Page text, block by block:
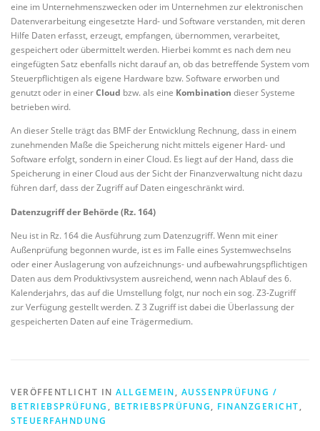
eine im Unternehmenszwecken oder im Unternehmen zur elektronischen
Datenverarbeitung eingesetzte Hard- und Software verstanden, mit deren
Hilfe Daten erfasst, erzeugt, empfangen, übernommen, verarbeitet,
gespeichert oder übermittelt werden. Hierbei kommt es nach dem neu
eingefügten Satz ebenfalls nicht darauf an, ob das betreffende System vom
Steuerpflichtigen als eigene Hardware bzw. Software erworben und
genutzt oder in einerCloud bzw. als eine Kombination dieser Systeme
betrieben wird.
An dieser Stelle trägt das BMF der Entwicklung Rechnung, dass in einem
zunehmenden Maße die Speicherung nicht mittels eigener Hard- und
Software erfolgt, sondern in einer Cloud. Es liegt auf der Hand, dass die
Speicherung in einer Cloud aus der Sicht der Finanzverwaltung nicht dazu
führen darf, dass der Zugriff auf Daten eingeschränkt wird.
Datenzugriff der Behörde (Rz. 164)
Neu ist in Rz. 164 die Ausführung zum Datenzugriff. Wenn mit einer
Außenprüfung begonnen wurde, ist es im Falle eines Systemwechselns
oder einer Auslagerung von aufzeichnungs- und aufbewahrungspflichtigen
Daten aus dem Produktivsystem ausreichend, wenn nach Ablauf des 6.
Kalenderjahrs, das auf die Umstellung folgt, nur noch ein sog. Z3-Zugriff
zur Verfügung gestellt werden. Z 3 Zugriff ist dabei die Überlassung der
gespeicherten Daten auf eine Trägermedium.
VERÖFFENTLICHT IN ALLGEMEIN, AUSSENPRÜFUNG / B
ETRIEBSPRÜFUNG
, BETRIEBSPRÜFUNG, FINANZGERICHT,
STEUERFAHNDUNG